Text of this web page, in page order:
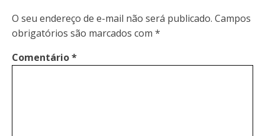
O seu endereço de e-mail não será publicado. Campos
obrigatórios são marcados com *
Comentário*